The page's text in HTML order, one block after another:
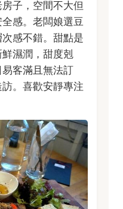
子，空間不大但
感。老闆娘選豆
感不錯。甜點是
濕潤，甜度剋
客滿且無法訂
。喜歡安靜專注